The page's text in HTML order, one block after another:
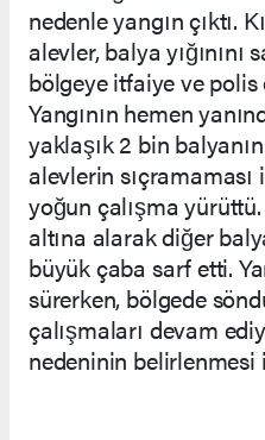
nedenle yangın çıktı.
alevler, balya
bölgeye itfaiye ve
Yangının hemen
yaklaşık 2 bin
alevlerin
yoğun çalışma
altına alarak diğer
büyük çaba sarf etti.
sürerken, bölgede
çalışmaları devam
nedeninin belirlenmesi